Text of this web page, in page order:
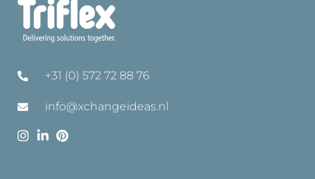
+31 (0) 572 72 88 76
info@xchangeideas.nl